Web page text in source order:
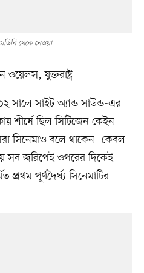
থেকে নেওয়া
যুক্তরাষ্ট্র
সাইট অ্যান্ড সাউন্ড-এর
শীর্ষে ছিল সিটিজেন কেইন।
সিনেমাও বলে থাকেন। কেবল
সব জরিপেই ওপরের দিকেই
প্রথম পূর্ণদৈর্ঘ্য সিনেমাটির